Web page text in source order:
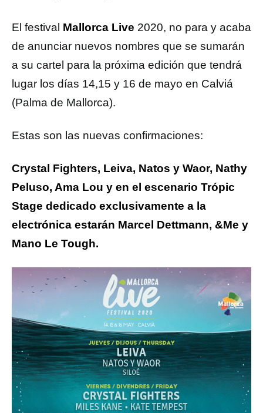
El festival Mallorca Live 2020, no para y acaba
de anunciar nuevos nombres que se sumarán
a su cartel para la próxima edición que tendrá
lugar los días 14,15 y 16 de mayo en Calviá
(Palma de Mallorca).
Estas son las nuevas confirmaciones:
Crystal Fighters, Leiva, Natos y Waor, Nathy
Peluso, Ama Lou y en el escenario Trópic
Stage dedicado exclusivamente a la
electrónica estarán Marcel Dettmann, &Me y
Mano Le Tough.